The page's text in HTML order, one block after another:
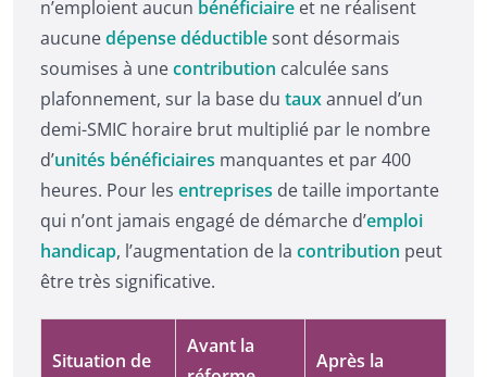
n’emploient aucun bénéficiaire et ne réalisent
aucunedépense déductiblesont désormais
soumises à unecontribution calculée sans
plafonnement, sur la base du tauxannuel d’un
demi-SMIC horaire brut multiplié par le nombre
d’unités bénéficiaires manquantes et par 400
heures. Pour les entreprises de taille importante
qui n’ont jamais engagé de démarche d’emploi
handicap, l’augmentation de la contribution peut
être très significative.
Situation de
Avant la
Après la